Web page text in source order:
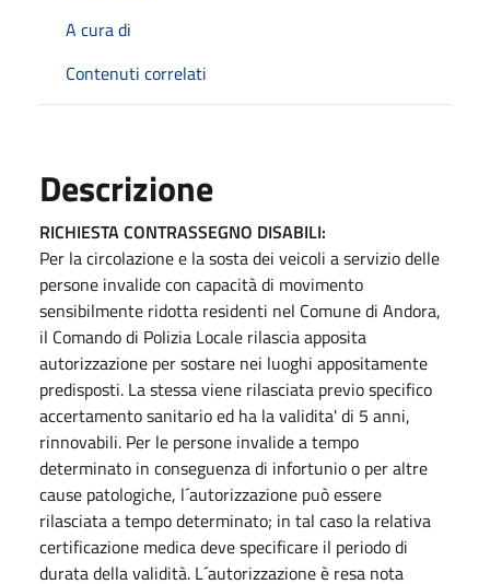
A cura di
Contenuti correlati
Descrizione
RICHIESTA CONTRASSEGNO DISABILI:
Per la circolazione e la sosta dei veicoli a servizio delle
persone invalide con capacità di movimento
sensibilmente ridotta residenti nel Comune di Andora,
il Comando di Polizia Locale rilascia apposita
autorizzazione per sostare nei luoghi appositamente
predisposti. La stessa viene rilasciata previo specifico
accertamento sanitario ed ha la validita' di 5 anni,
rinnovabili. Per le persone invalide a tempo
determinato in conseguenza di infortunio o per altre
cause patologiche, l´autorizzazione può essere
rilasciata a tempo determinato; in tal caso la relativa
certificazione medica deve specificare il periodo di
durata della validità. L´autorizzazione è resa nota